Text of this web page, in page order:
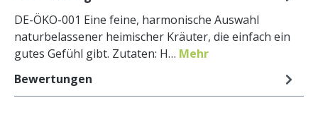
DE-ÖKO-001 Eine feine, harmonische Auswahl
naturbelassener heimischer Kräuter, die einfach ein
gutes Gefühl gibt. Zutaten: H… Mehr
Bewertungen